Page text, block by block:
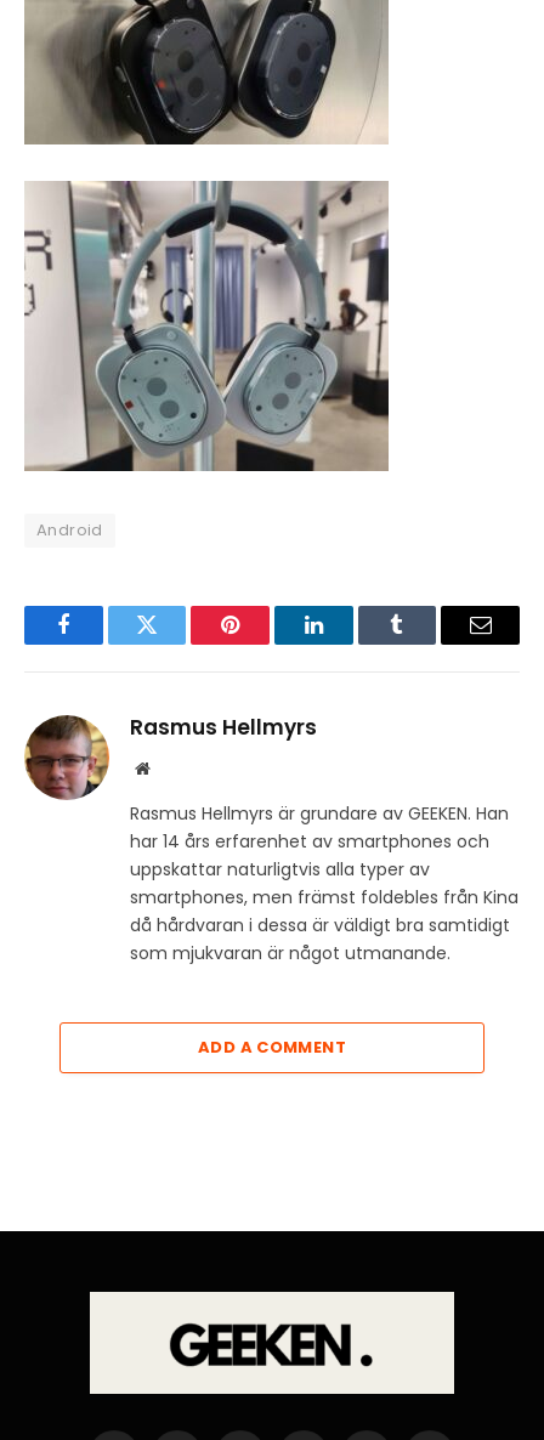
Android
FacebookTwitter Pinterest LinkedInTumblr Email
Rasmus Hellmyrs
Website
Rasmus Hellmyrs är grundare av GEEKEN. Han
har 14 års erfarenhet av smartphones och
uppskattar naturligtvis alla typer av
smartphones, men främst foldebles från Kina
då hårdvaran i dessa är väldigt bra samtidigt
som mjukvaran är något utmanande.
ADD A COMMENT